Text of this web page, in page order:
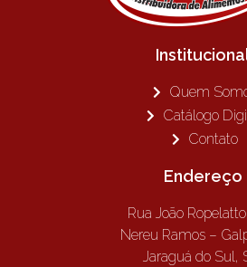
Quem
Catálogo
Contato
Endereço
Rua João
Nereu Ramos –
Jaraguá do Sul,